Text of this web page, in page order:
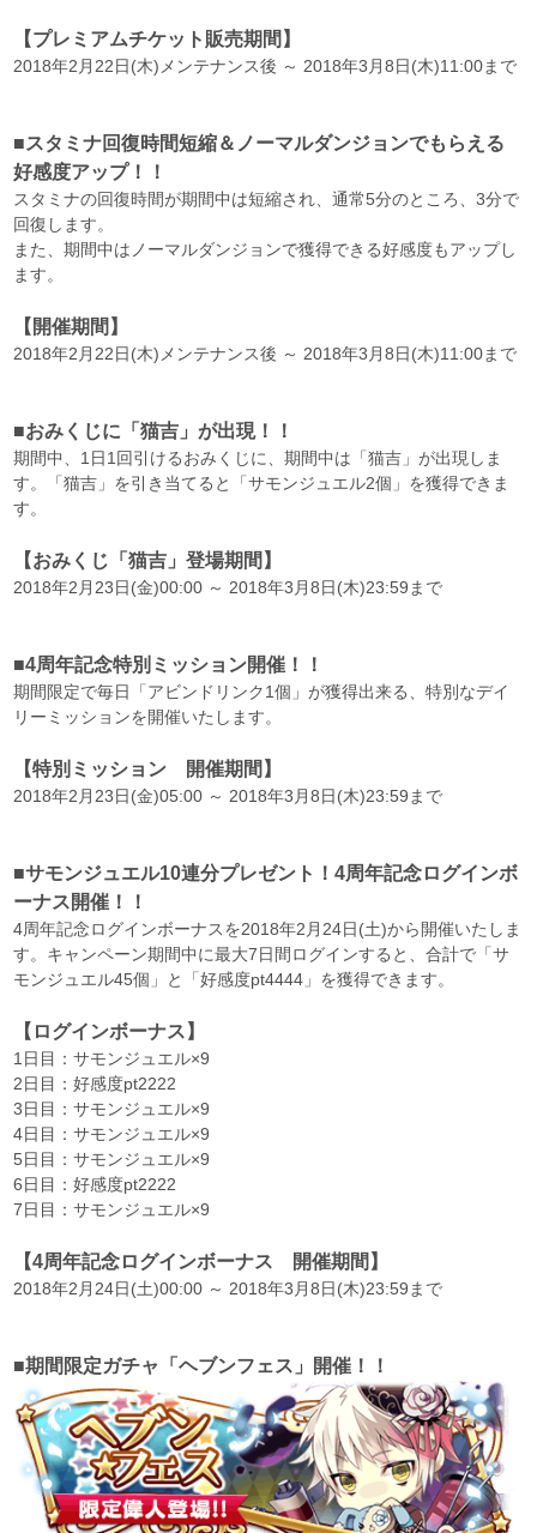
【プレミアムチケット販売期間】
2018年2月22日(木)メンテナンス後 ～ 2018年3月8日(木)11:00まで
■スタミナ回復時間短縮＆ノーマルダンジョンでもらえる
好感度アップ！！
スタミナの回復時間が期間中は短縮され、通常5分のところ、3分で
回復します。
また、期間中はノーマルダンジョンで獲得できる好感度もアップし
ます。
【開催期間】
2018年2月22日(木)メンテナンス後 ～ 2018年3月8日(木)11:00まで
■おみくじに「猫吉」が出現！！
期間中、1日1回引けるおみくじに、期間中は「猫吉」が出現しま
す。「猫吉」を引き当てると「サモンジュエル2個」を獲得できま
す。
【おみくじ「猫吉」登場期間】
2018年2月23日(金)00:00 ～ 2018年3月8日(木)23:59まで
■4周年記念特別ミッション開催！！
期間限定で毎日「アビンドリンク1個」が獲得出来る、特別なデイ
リーミッションを開催いたします。
【特別ミッション 開催期間】
2018年2月23日(金)05:00 ～ 2018年3月8日(木)23:59まで
■サモンジュエル10連分プレゼント！4周年記念ログインボ
ーナス開催！！
4周年記念ログインボーナスを2018年2月24日(土)から開催いたしま
す。キャンペーン期間中に最大7日間ログインすると、合計で「サ
モンジュエル45個」と「好感度pt4444」を獲得できます。
【ログインボーナス】
1日目：サモンジュエル×9
2日目：好感度pt2222
3日目：サモンジュエル×9
4日目：サモンジュエル×9
5日目：サモンジュエル×9
6日目：好感度pt2222
7日目：サモンジュエル×9
【4周年記念ログインボーナス 開催期間】
2018年2月24日(土)00:00 ～ 2018年3月8日(木)23:59まで
■期間限定ガチャ「ヘブンフェス」開催！！